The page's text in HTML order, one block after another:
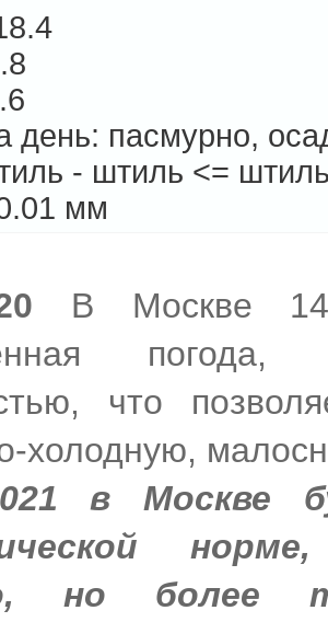
день: пасмурно,
- штиль <=
мм
В Москве 14
что
холодную,
в Москве
но более